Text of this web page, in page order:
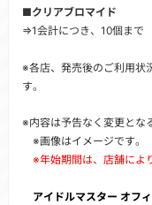
■クリアブロマイド
⇒1会計につき、10個まで
※各店、発売後のご利用状
す。
※内容は予告なく変更と
※画像はイメージです。
※年始期間は、店舗によ
アイドルマスター オフ